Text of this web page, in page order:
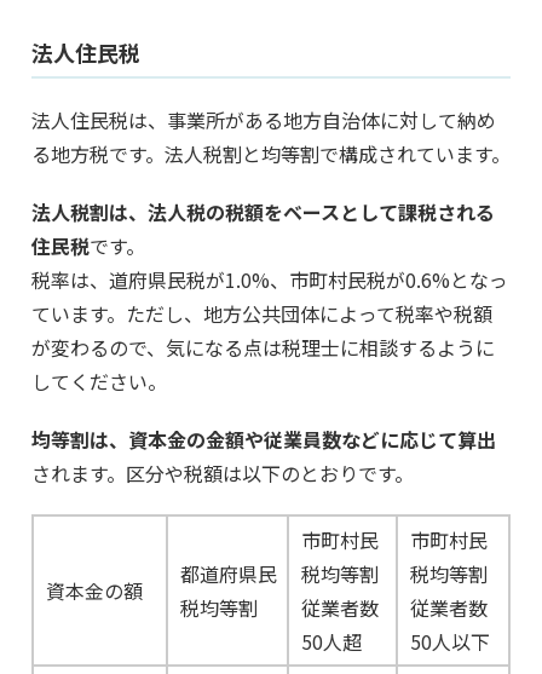
法人住民税
法人住民税は、事業所がある地方自治体に対して納め
る地方税です。法人税割と均等割で構成されています。
法人税割は、法人税の税額をベースとして課税される
住民税です。
税率は、道府県民税が1.0%、市町村民税が0.6%となっ
ています。ただし、地方公共団体によって税率や税額
が変わるので、気になる点は税理士に相談するように
してください。
均等割は、資本金の金額や従業員数などに応じて算出
されます。区分や税額は以下のとおりです。
資本金の額
都道府県民
税均等割
市町村民
税均等割
従業者数
50人超
市町村民
税均等割
従業者数
50人以下